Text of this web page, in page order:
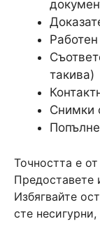
такива)
Снимки
Точността е
Предоставете
Избягвайте
сте